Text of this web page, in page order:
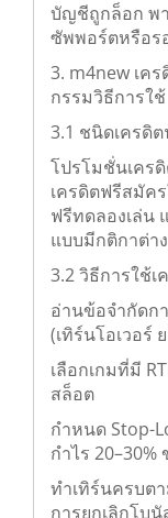
บัญชีถูกล็อก พ
ซัพพอร์ตหรือร
3. m4new เค
กรรมวิธีการใช้
3.1 ชนิดเครดิ
โปรโมชั่นเคร
เครดิตฟรีสมัค
ฟรีทดลองเล่น
แบบมีกติกาต่า
3.2 วิธีการใช้
อ่านข้อจำกัดก
(เทิร์นโอเวอร์
เลือกเกมที่มี
สล็อต
กำหนด Stop-
กำไร 20–30%
ทำเทิร์นครบต
การยกเลิกโบนั